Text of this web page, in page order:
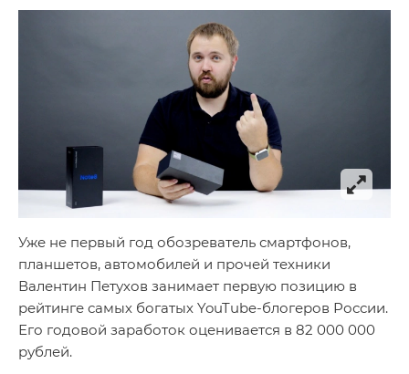
Уже не первый год обозреватель смартфонов,
планшетов, автомобилей и прочей техники
Валентин Петухов занимает первую позицию в
рейтинге самых богатых YouTube-блогеров России.
Его годовой заработок оценивается в 82 000 000
рублей.